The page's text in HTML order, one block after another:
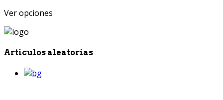
Ver opciones
Artículos aleatorias